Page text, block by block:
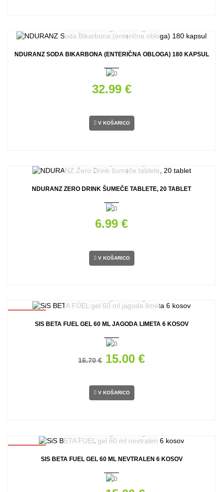
NDURANZ SODA BIKARBONA (ENTERIČNA OBLOGA) 180 KAPSUL
32.99 €
V KOŠARICO
NDURANZ ZERO DRINK ŠUMEČE TABLETE, 20 TABLET
6.99 €
V KOŠARICO
SIS BETA FUEL GEL 60 ML JAGODA LIMETA 6 KOSOV
16.70 € 15.00 €
V KOŠARICO
SIS BETA FUEL GEL 60 ML NEVTRALEN 6 KOSOV